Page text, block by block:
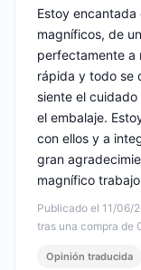
Publicado el 11/06/
tras una compra de
Estoy
magníficos, de
perfectamente a
rápida y todo se
siente el
el embalaje.
con ellos y a
gran
magnífico
Opinión traducida